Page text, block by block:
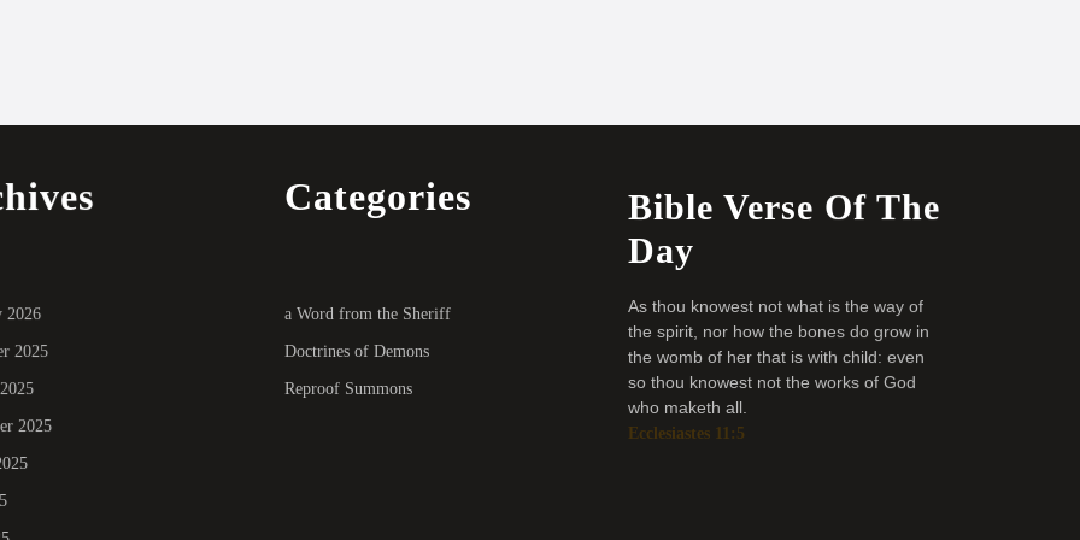
2026
2025
2025
Categories
a Word from the Sheriff
Doctrines of Demons
Reproof Summons
Bible Verse Of The
Day
As thou knowest not what is the way of
the spirit, nor how the bones do grow in
the womb of her that is with child: even
so thou knowest not the works of God
who maketh all.
Ecclesiastes 11:5